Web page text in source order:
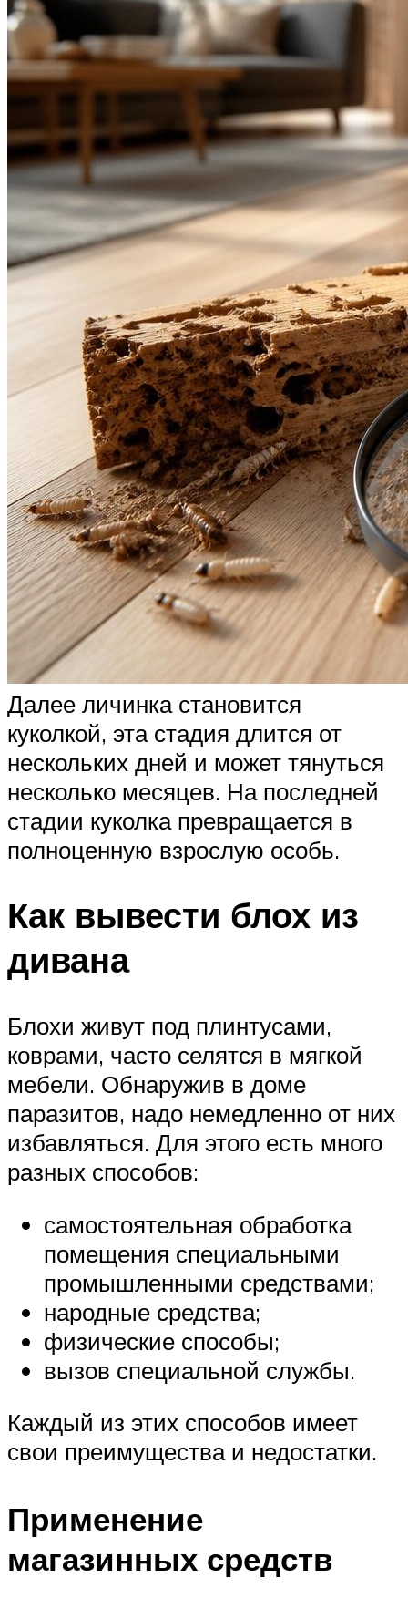
Далее личинка становится
куколкой, эта стадия длится от
нескольких дней и может тянуться
несколько месяцев. На последней
стадии куколка превращается в
полноценную взрослую особь.
Как вывести блох из
дивана
Блохи живут под плинтусами,
коврами, часто селятся в мягкой
мебели. Обнаружив в доме
паразитов, надо немедленно от них
избавляться. Для этого есть много
разных способов:
самостоятельная обработка
помещения специальными
промышленными средствами;
народные средства;
физические способы;
вызов специальной службы.
Каждый из этих способов имеет
свои преимущества и недостатки.
Применение
магазинных средств